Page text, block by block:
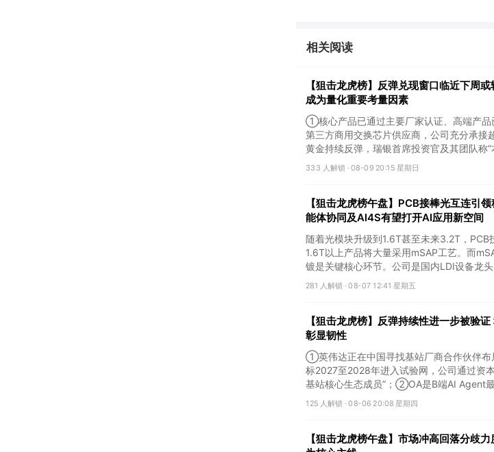
相关阅读
【狙击龙虎榜】反弹兑现窗口临近下周
成为量化重要考量因素
①核心产品已通过主要厂家认证、高端产品
第三方商用交换芯片供应商，公司充分承
黄金持续反弹，瑞银首席投资官及其团队称
面支撑，预计2027年上半年金价将向每盎司
333 人解锁 ·08-09 20:15 星期日
【狙击龙虎榜午盘】PCB接棒光互连引
能体协同及AI4S有望打开AI应用新空间
随着光模块升级到1.6T甚至未来3.2T，PCB
1.6T以上产品将大量采用mSAP工艺。而
镀是关键核心环节。公司是国内LDI设备龙
LDI技术，成为不可或缺的关键“铲子股”。
281 人解锁 ·08-07 12:41 星期五
【狙击龙虎榜】反弹持续性进一步被验
彰显韧性
①英伟达正在中国寻找基站厂商合作伙伴布
标2027至2028年进入试验网，公司通过资
基站核心生态成员”；②OA是B端AI Agent
数万家企业客户积累的场景厚度正从协同
经济的核心枢纽；③市场重组、股权转让暗
125 人解锁 ·08-06 20:08 星期四
【狙击龙虎榜午盘】市场冲高回落分歧